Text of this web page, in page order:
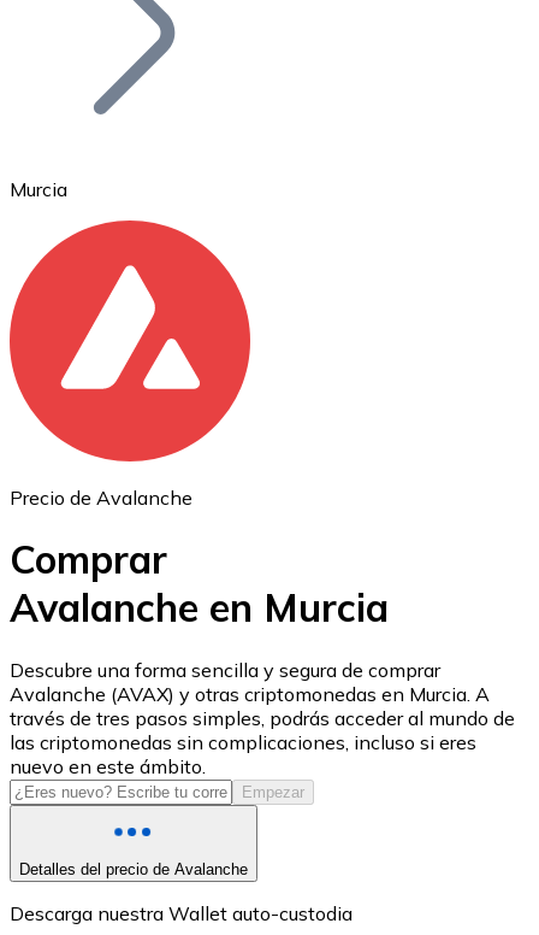
Ethereum
ETH
USD Coin
USDC
Murcia
Precio de Avalanche
Comprar
Avalanche en Murcia
Descubre una forma sencilla y segura de comprar
Avalanche (AVAX) y otras criptomonedas en Murcia. A
través de tres pasos simples, podrás acceder al mundo de
las criptomonedas sin complicaciones, incluso si eres
nuevo en este ámbito.
Empezar
Detalles del precio de Avalanche
Descarga nuestra Wallet auto-custodia